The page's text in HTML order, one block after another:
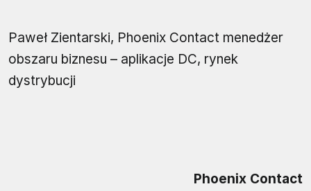
Paweł Zientarski, Phoenix Contact menedżer
obszaru biznesu – aplikacje DC, rynek
dystrybucji
Phoenix Contact